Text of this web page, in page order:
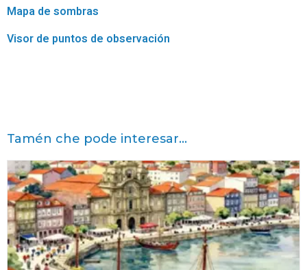
Mapa de sombras
Visor de puntos de observación
Tamén che pode interesar...